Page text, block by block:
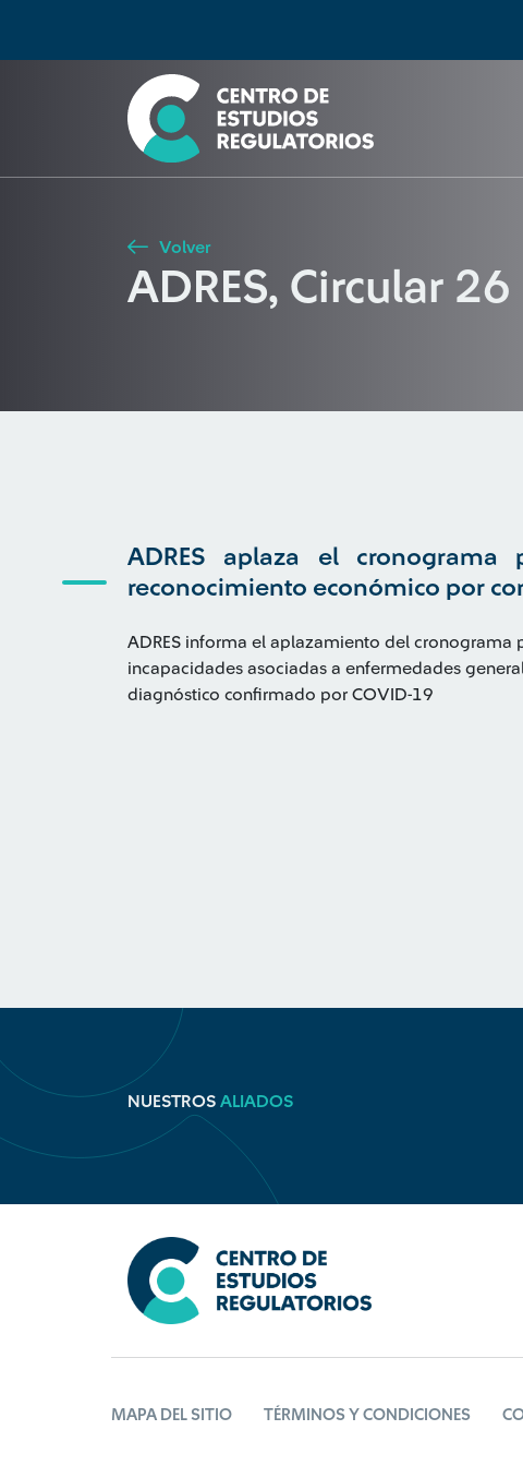
Seleccione país
Buscar
Volver
ADRES, Circular 26
ADRES aplaza el cronograma
reconocimiento económico por
ADRES informa el aplazamiento del cronograma
incapacidades asociadas a enfermedades
diagnóstico confirmado por COVID-19
NUESTROS ALIADOS
MAPA DEL SITIO TÉRMINOS Y CONDICIONES